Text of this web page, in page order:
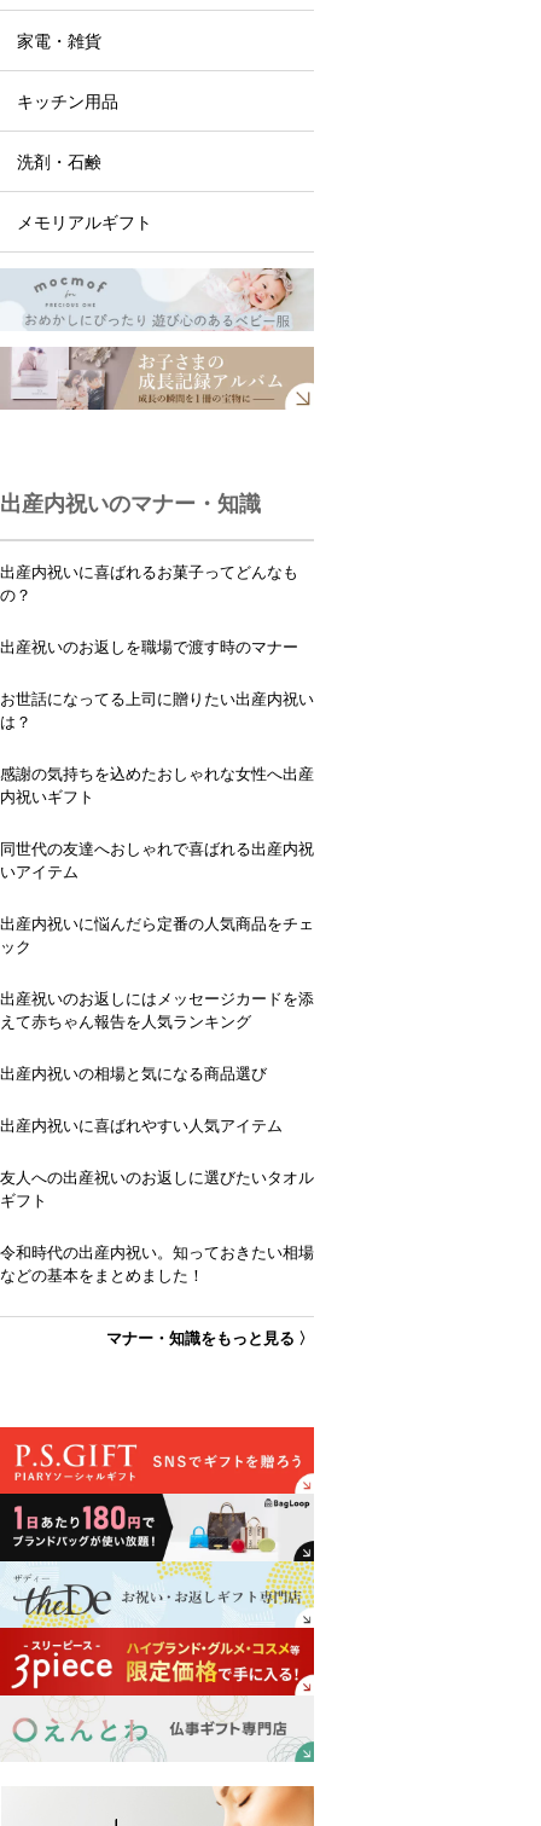
家電・雑貨
キッチン用品
洗剤・石鹸
メモリアルギフト
出産内祝いのマナー・知識
出産内祝いに喜ばれるお菓子ってどんなも
の？
出産祝いのお返しを職場で渡す時のマナー
お世話になってる上司に贈りたい出産内祝い
は？
感謝の気持ちを込めたおしゃれな女性へ出産
内祝いギフト
同世代の友達へおしゃれで喜ばれる出産内祝
いアイテム
出産内祝いに悩んだら定番の人気商品をチェ
ック
出産祝いのお返しにはメッセージカードを添
えて赤ちゃん報告を人気ランキング
出産内祝いの相場と気になる商品選び
出産内祝いに喜ばれやすい人気アイテム
友人への出産祝いのお返しに選びたいタオル
ギフト
令和時代の出産内祝い。知っておきたい相場
などの基本をまとめました！
マナー・知識をもっと見る 〉